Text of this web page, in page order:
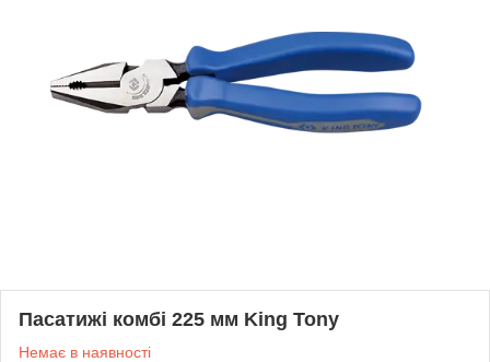
Пасатижі комбі 225 мм King Tony
Немає в наявності